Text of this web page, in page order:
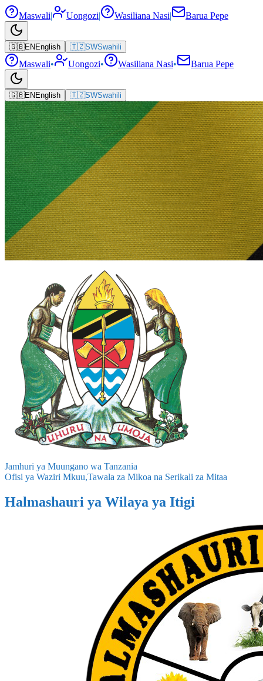
Maswali| Uongozi| Wasiliana Nasi| Barua Pepe
🇬🇧EN English 🇹🇿SWSwahili
Maswali• Uongozi• Wasiliana Nasi• Barua Pepe
🇬🇧EN English 🇹🇿SWSwahili
Jamhuri ya Muungano wa Tanzania
Ofisi ya Waziri Mkuu,Tawala za Mikoa na Serikali za Mitaa
Halmashauri ya Wilaya ya Itigi